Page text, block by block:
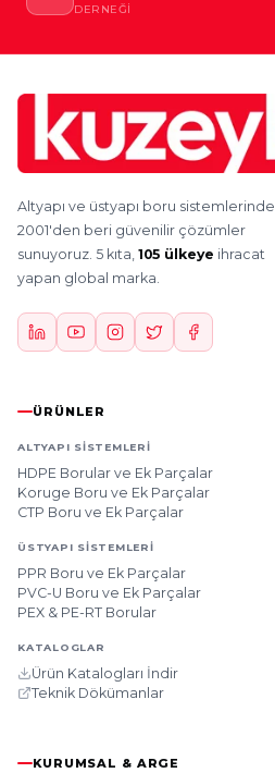
DERNEĞI
Altyapı ve üstyapı boru sistemlerinde
2001'den beri güvenilir çözümler
sunuyoruz. 5 kıta, 105 ülkeye ihracat
yapan global marka.
ÜRÜNLER
ALTYAPI SISTEMLERI
HDPE Borular ve Ek Parçalar
Koruge Boru ve Ek Parçalar
CTP Boru ve Ek Parçalar
ÜSTYAPI SISTEMLERI
PPR Boru ve Ek Parçalar
PVC-U Boru ve Ek Parçalar
PEX & PE-RT Borular
KATALOGLAR
Ürün Katalogları İndir
Teknik Dökümanlar
KURUMSAL & ARGE